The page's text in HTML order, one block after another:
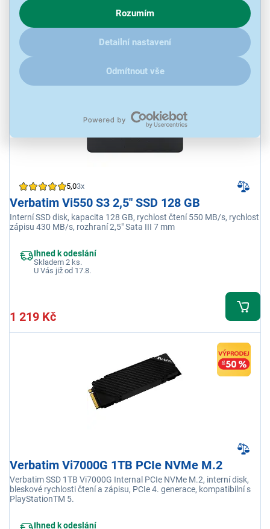
chování na webu pro zobrazení cílených reklam. Pokud vás
zajímají detaily, jak u nás s cookies a dalšími údaji pracujeme,
kliknětesem.
Rozumím
Detailní nastavení
Odmítnout vše
3 335 Kč
5,03x
Verbatim Vi550 S3 2,5" SSD 128 GB
Interní SSD disk, kapacita 128 GB, rychlost čtení 550 MB/s, rychlost
zápisu 430 MB/s, rozhraní 2,5" Sata III 7 mm
Ihned k odeslání
Skladem 2 ks.
U Vás již od 17.8.
1 219 Kč
Verbatim Vi7000G 1TB PCIe NVMe M.2
Verbatim SSD 1TB Vi7000G Internal PCIe NVMe M.2, interní disk,
bleskové rychlosti čtení a zápisu, PCIe 4. generace, kompatibilní s
PlayStationTM 5.
Ihned k odeslání